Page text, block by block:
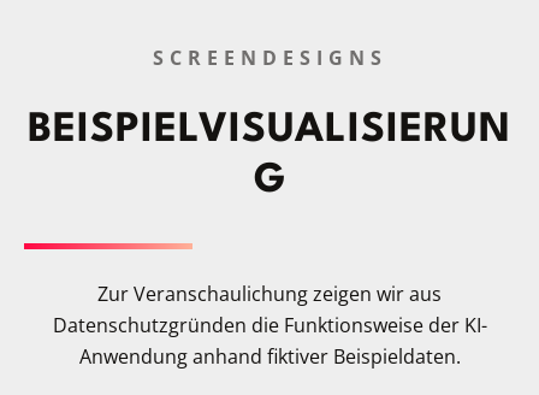
SCREENDESIGNS
BEISPIELVISUALISIERUN
G
Zur Veranschaulichung zeigen wir aus
Datenschutzgründen die Funktionsweise der KI-
Anwendung anhand fiktiver Beispieldaten.